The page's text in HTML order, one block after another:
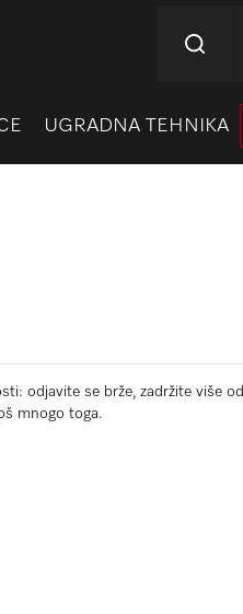
UGRADNA TEHNIKA
odjavite se brže, zadržite više od
mnogo toga.